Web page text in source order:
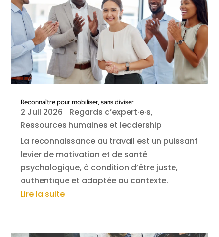
Reconnaître pour mobiliser, sans diviser
2 Juil 2026 | Regards d’expert·e·s,
Ressources humaines et leadership
La reconnaissance au travail est un puissant
levier de motivation et de santé
psychologique, à condition d’être juste,
authentique et adaptée au contexte.
Lire la suite